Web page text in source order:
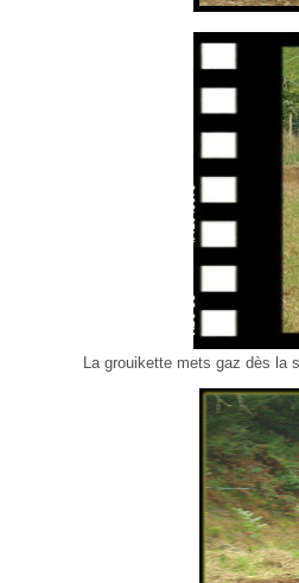
La grouikette mets gaz dès la